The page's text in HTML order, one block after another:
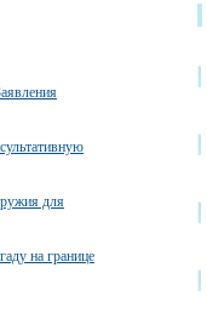
для
на границе